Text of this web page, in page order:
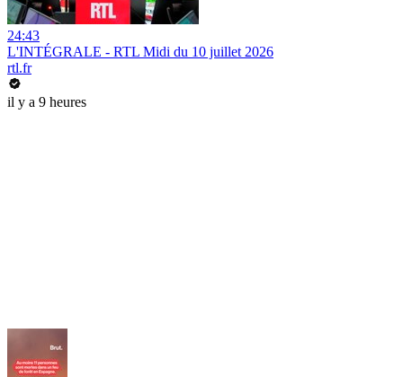
24:43
L'INTÉGRALE - RTL Midi du 10 juillet 2026
rtl.fr
il y a 9 heures